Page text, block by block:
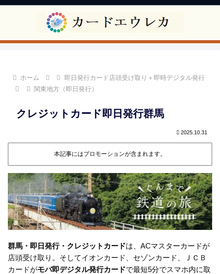
ホーム
即日発行カード店頭受け取り＋即時デジタル発行
関東地方（即日発行）
クレジットカード即日発行群馬
2025.10.31
本記事にはプロモーションが含まれます。
群馬・即日発行・クレジットカードは、ACマスターカードが
店頭受け取り。そしてイオンカード、セゾンカード、ＪＣＢ
カードがモバ即デジタル発行カードで最短5分でスマホ内に取